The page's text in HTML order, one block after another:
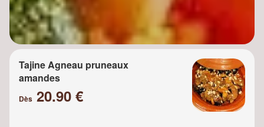
Tajine Agneau pruneaux
amandes
Dès 20.90 €